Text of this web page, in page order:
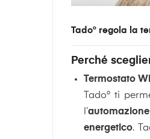
Tado° regola la
Perché
Termostato
Tado° ti
l’
energetico.